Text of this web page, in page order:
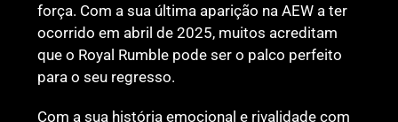
força. Com a sua última aparição na AEW a ter
ocorrido em abril de 2025, muitos acreditam
que o Royal Rumble pode ser o palco perfeito
para o seu regresso.
Com a sua história emocional e rivalidade com